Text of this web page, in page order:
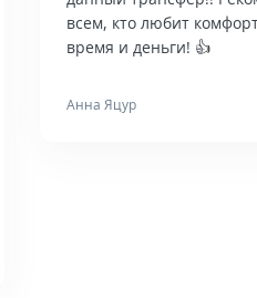
всем, кто любит
время и деньги! 👍
Анна Яцур